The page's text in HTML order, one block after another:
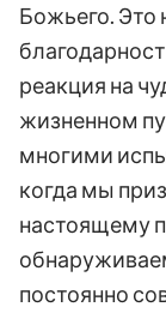
Божьего. Это
реакция на
жизненном
многими
когда мы
настоящему
постоянно